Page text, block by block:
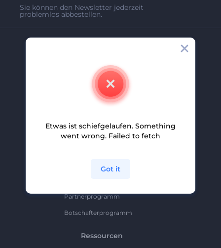
Sie können den Newsletter jederzeit
problemlos abbestellen.
Partnerprogramm
Partnerprogramm
Botschafterprogramm
Ressourcen
Etwas ist schiefgelaufen. Something
went wrong. Failed to fetch
Got it